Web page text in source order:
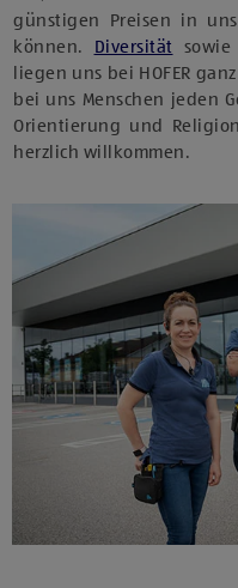
günstigen Preisen in
können. Diversität sowie
liegen uns bei HOFER
bei uns Menschen jeden
Orientierung und
herzlich willkommen.